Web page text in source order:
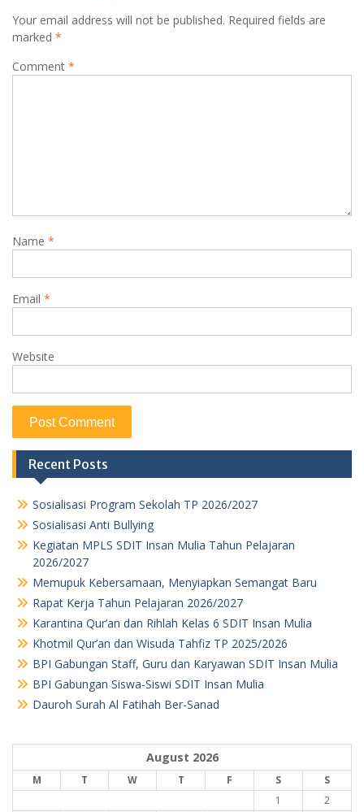
Your email address will not be published. Required fields are
marked *
Comment *
Name *
Email *
Website
Recent Posts
Sosialisasi Program Sekolah TP 2026/2027
Sosialisasi Anti Bullying
Kegiatan MPLS SDIT Insan Mulia Tahun Pelajaran
2026/2027
Memupuk Kebersamaan, Menyiapkan Semangat Baru
Rapat Kerja Tahun Pelajaran 2026/2027
Karantina Qur’an dan Rihlah Kelas 6 SDIT Insan Mulia
Khotmil Qur’an dan Wisuda Tahfiz TP 2025/2026
BPI Gabungan Staff, Guru dan Karyawan SDIT Insan Mulia
BPI Gabungan Siswa-Siswi SDIT Insan Mulia
Dauroh Surah Al Fatihah Ber-Sanad
August 2026
M T W T F S
S
1
2